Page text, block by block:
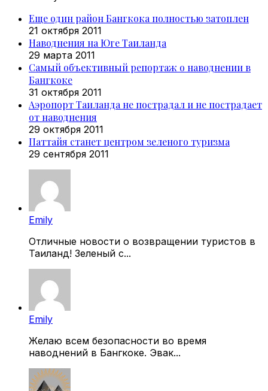
Еще один район Бангкока полностью затоплен
21 октября 2011
Наводнения на Юге Таиланда
29 марта 2011
Самый объективный репортаж о наводнении в
Бангкоке
31 октября 2011
Аэропорт Таиланда не пострадал и не пострадает
от наводнения
29 октября 2011
Паттайя станет центром зеленого туризма
29 сентября 2011
Emily
Отличные новости о возвращении туристов в
Таиланд! Зеленый с...
Emily
Желаю всем безопасности во время
наводнений в Бангкоке. Эвак...